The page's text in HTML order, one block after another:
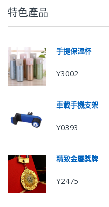
特色產品
手提保溫杯
Y3002
車載手機支架
Y0393
精致金屬獎牌
Y2475